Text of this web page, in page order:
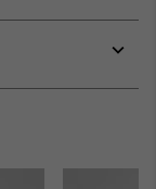
or
or